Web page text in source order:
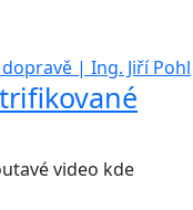
video kde